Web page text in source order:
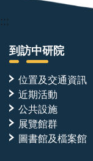
:::
到訪中研院
位置及交通資訊
近期活動
公共設施
展覽館群
圖書館及檔案館